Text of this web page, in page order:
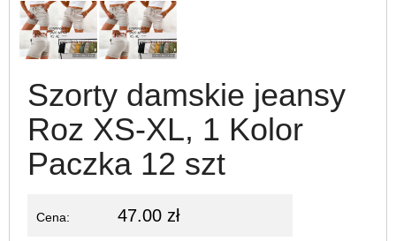
Szorty damskie jeansy
Roz XS-XL, 1 Kolor
Paczka 12 szt
Cena: 47.00 zł